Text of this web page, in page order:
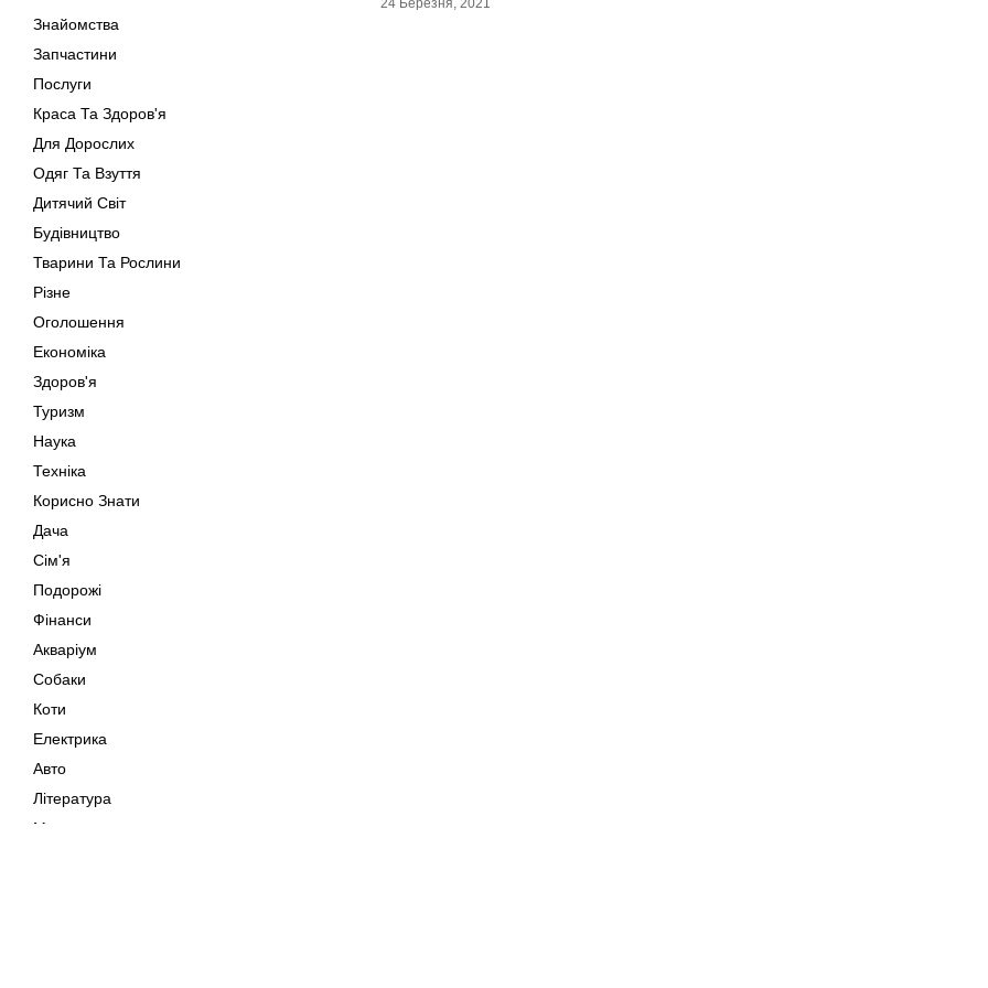
Знайомства
Запчастини
Послуги
Краса Та Здоров'я
Для Дорослих
Одяг Та Взуття
Дитячий Світ
Будівництво
Тварини Та Рослини
Різне
Оголошення
Економіка
Здоров'я
Туризм
Наука
Техніка
Корисно Знати
Дача
Сім'я
Подорожі
Фінанси
Акваріум
Собаки
Коти
Електрика
Авто
Література
Музика
24 Березня, 2021